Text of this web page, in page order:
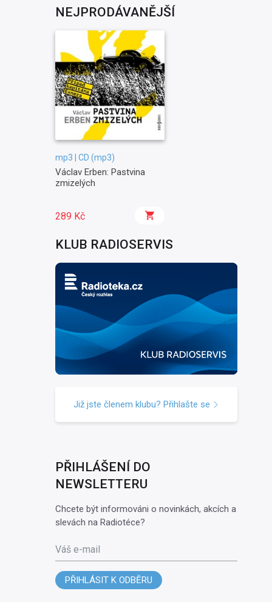
NEJPRODÁVANĚJŠÍ
mp3 | CD (mp3)
Václav Erben: Pastvina
zmizelých
289 Kč
KLUB RADIOSERVIS
Již jste členem klubu? Přihlašte se
PŘIHLÁŠENÍ DO
NEWSLETTERU
Chcete být informováni o novinkách, akcích a
slevách na Radiotéce?
Váš e-mail
PŘIHLÁSIT K ODBĚRU